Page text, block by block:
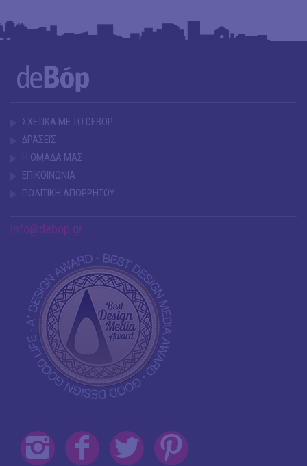
ΣΧΕΤΙΚΑ ΜΕ ΤΟ DEBOP
ΔΡΑΣΕΙΣ
Η ΟΜΑΔΑ ΜΑΣ
ΕΠΙΚΟΙΝΩΝΙΑ
ΠΟΛΙΤΙΚΗ ΑΠΟΡΡΗΤΟΥ
info@debop.gr